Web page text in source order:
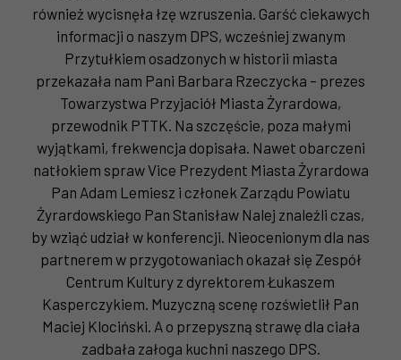
również wycisnęła łzę wzruszenia. Garść ciekawych
informacji o naszym DPS, wcześniej zwanym
Przytułkiem osadzonych w historii miasta
przekazała nam Pani Barbara Rzeczycka – prezes
Towarzystwa Przyjaciół Miasta Żyrardowa,
przewodnik PTTK. Na szczęście, poza małymi
wyjątkami, frekwencja dopisała. Nawet obarczeni
natłokiem spraw Vice Prezydent Miasta Żyrardowa
Pan Adam Lemiesz i członek Zarządu Powiatu
Żyrardowskiego Pan Stanisław Nalej znaleźli czas,
by wziąć udział w konferencji. Nieocenionym dla nas
partnerem w przygotowaniach okazał się Zespół
Centrum Kultury z dyrektorem Łukaszem
Kasperczykiem. Muzyczną scenę rozświetlił Pan
Maciej Klociński. A o przepyszną strawę dla ciała
zadbała załoga kuchni naszego DPS.